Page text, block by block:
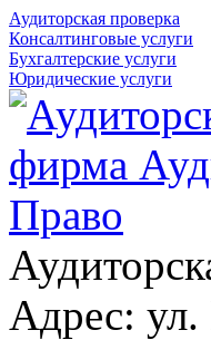
Аудиторская проверка
Консалтинговые услуги
Бухгалтерские услуги
Юридические услуги
Адрес: